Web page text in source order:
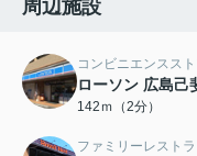
周辺施設
コンビニエンスス
ローソン 広島己
142ｍ（2分）
ファミリーレスト